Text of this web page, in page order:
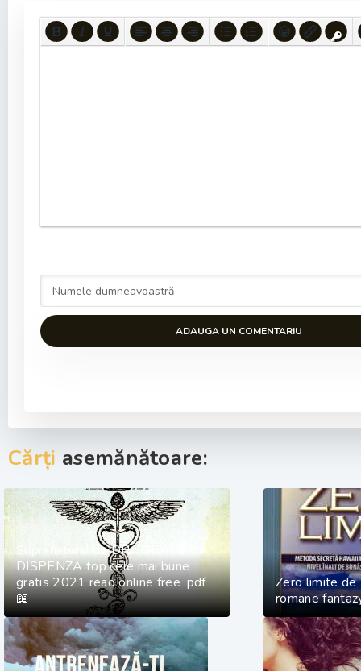
ADAUGA UN COMENTARIU
Cărți asemănătoare:
Supranatural de DR. JOE
DISPENZA top cele mai bune
gratis 2021 read online free .pdf
📖
Zero limite
romane